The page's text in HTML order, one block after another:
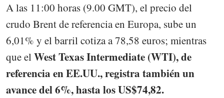
A las 11:00 horas (9.00 GMT), el precio del
crudo Brent de referencia en Europa, sube un
6,01% y el barril cotiza a 78,58 euros; mientras
que elWest Texas Intermediate (WTI), de
referencia en EE.UU., registra también un
avance del 6%, hasta los US$74,82.